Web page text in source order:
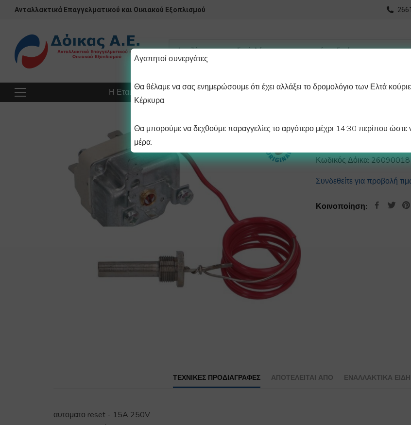
Ανταλλακτικά Επαγγελματικού και Οικιακού Εξοπλισμού
Η Εταιρεία Προϊόντα Προχωρημένη Αναζήτηση Διαγράμματα Λάστιχα
Κωδικός Δόικα:26090018
Συνδεθείτε για προβολή
Κοινοποίηση:
ΤΕΧΝΙΚΕΣ ΠΡΟΔΙΑΓΡΑΦΕΣ ΑΠΟΤΕΛΕΊΤΑΙ ΑΠΌ ΕΝΑΛΛΑΚΤΙΚΆ ΕΊΔΗ
αυτοματο reset - 15A 250V
Αγαπητοί συνεργάτες
Θα θέλαμε να σας ενημερώσουμε ότι έχει αλλάξει το δρομολόγιο των Ελτά
Κέρκυρα.
Θα μπορούμε να δεχθούμε παραγγελίες το αργότερο μέχρι 14:30 περίπου ώστε
μέρα.